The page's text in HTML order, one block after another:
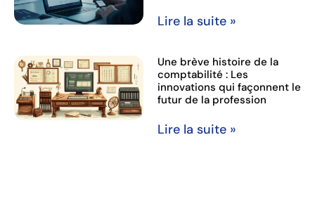
Lire la suite »
Une brève histoire de la
comptabilité : Les
innovations qui façonnent le
futur de la profession
Lire la suite »